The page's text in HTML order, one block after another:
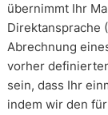
übernimmt Ihr
Direktansprache
Abrechnung
vorher
sein, dass Ihr
indem wir den